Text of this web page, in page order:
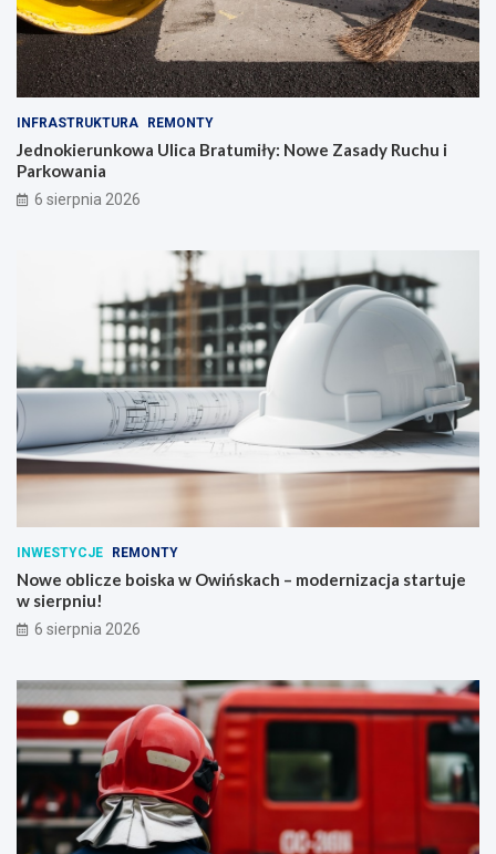
INFRASTRUKTURA REMONTY
Jednokierunkowa Ulica Bratumiły: Nowe Zasady Ruchu i
Parkowania
6 sierpnia 2026
INWESTYCJE REMONTY
Nowe oblicze boiska w Owińskach – modernizacja startuje
w sierpniu!
6 sierpnia 2026